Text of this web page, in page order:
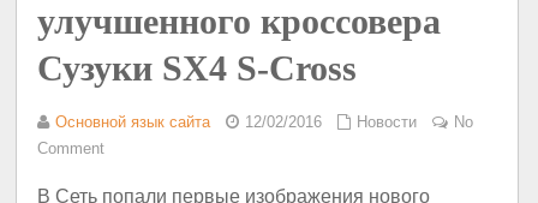
улучшенного кроссовера
Сузуки SX4 S-Cross
Основной язык сайта 12/02/2016 Новости
No
Comment
В Сеть попали первые изображения нового